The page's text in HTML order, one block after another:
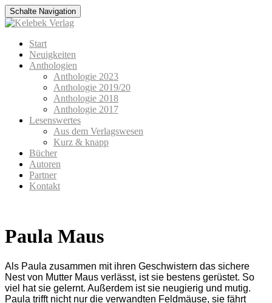
Schalte Navigation
Zum
Inhalt
springen
Start
Neuigkeiten
Anthologien
Anthologie 2023
Anthologie 2019/20
Anthologie 2018
Anthologie 2017
Lesenswertes
Aus dem Verlagswesen
Kurz & knapp
Bücher
Autoren
Partner
Kontakt
Paula Maus
Als Paula zusammen mit ihren Geschwistern das sichere
Nest von Mutter Maus verlässt, ist sie bestens gerüstet. So
viel hat sie gelernt. Außerdem ist sie neugierig und mutig.
Paula trifft nicht nur die verwandten Feldmäuse, sie fährt